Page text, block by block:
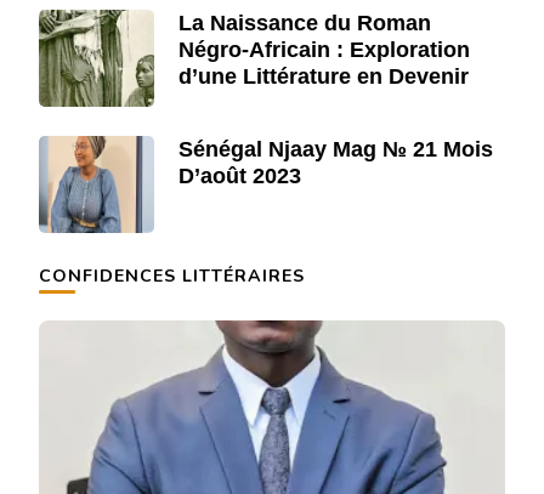
La Naissance du Roman
Négro-Africain : Exploration
d’une Littérature en Devenir
Sénégal Njaay Mag № 21 Mois
D’août 2023
CONFIDENCES LITTÉRAIRES